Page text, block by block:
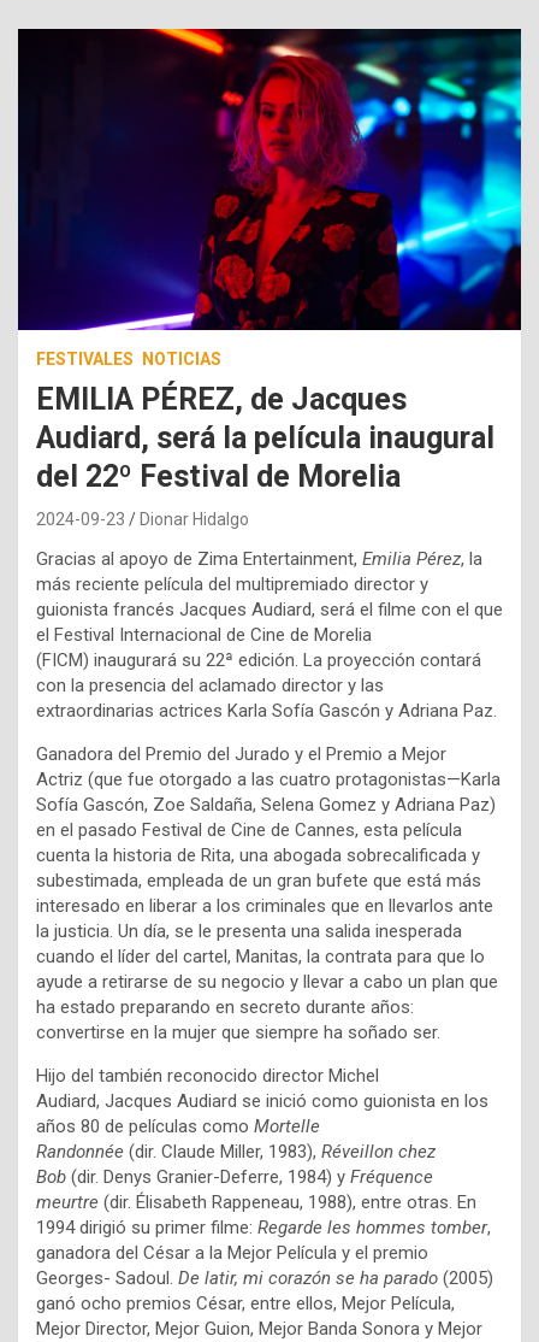
FESTIVALES NOTICIAS
EMILIA PÉREZ, de Jacques
Audiard, será la película inaugural
del 22º Festival de Morelia
2024-09-23 Dionar Hidalgo
Gracias al apoyo de Zima Entertainment, Emilia Pérez, la
más reciente película del multipremiado director y
guionista francés Jacques Audiard, será el filme con el que
el Festival Internacional de Cine de Morelia
(FICM) inaugurará su 22ª edición. La proyección contará
con la presencia del aclamado director y las
extraordinarias actrices Karla Sofía Gascón y Adriana Paz.
Ganadora del Premio del Jurado y el Premio a Mejor
Actriz (que fue otorgado a las cuatro protagonistas—Karla
Sofía Gascón, Zoe Saldaña, Selena Gomez y Adriana Paz)
en el pasado Festival de Cine de Cannes, esta película
cuenta la historia de Rita, una abogada sobrecalificada y
subestimada, empleada de un gran bufete que está más
interesado en liberar a los criminales que en llevarlos ante
la justicia. Un día, se le presenta una salida inesperada
cuando el líder del cartel, Manitas, la contrata para que lo
ayude a retirarse de su negocio y llevar a cabo un plan que
ha estado preparando en secreto durante años:
convertirse en la mujer que siempre ha soñado ser.
Hijo del también reconocido director Michel
Audiard, Jacques Audiard se inició como guionista en los
años 80 de películas como Mortelle
Randonnée (dir. Claude Miller, 1983), Réveillon chez
Bob (dir. Denys Granier-Deferre, 1984) y Fréquence
meurtre (dir. Élisabeth Rappeneau, 1988), entre otras. En
1994 dirigió su primer filme: Regarde les hommes tomber,
ganadora del César a la Mejor Película y el premio
Georges- Sadoul. De latir, mi corazón se ha parado (2005)
ganó ocho premios César, entre ellos, Mejor Película,
Mejor Director, Mejor Guion, Mejor Banda Sonora y Mejor